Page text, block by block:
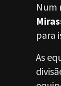
Num
para
As